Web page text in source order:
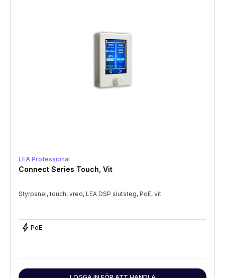
LEA Professional
Connect Series Touch, Vit
Styrpanel, touch, vred, LEA DSP slutsteg, PoE, vit
bolt PoE